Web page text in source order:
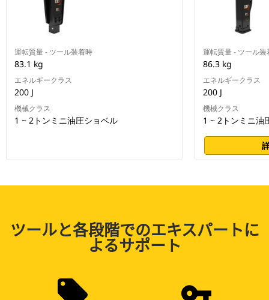
運転質量 - ツール装着時
83.1 kg
エネルギークラス
200 J
機械クラス
1 ~ 2トンミニ油圧ショベル
運転質量 - ツール装
86.3 kg
エネルギークラス
200 J
機械クラス
1 ~ 2トンミニ油
ツールと各段階でのエキスパートに
よるサポート